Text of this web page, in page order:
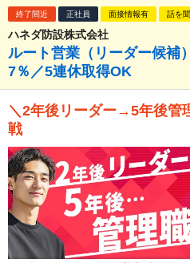
終了間近 正社員 面接情報有 話を
ハネダ防設株式会社
ルート営業（リーダー候補
7％／5連休取得OK
＼2年後リーダー→5年後管
戦